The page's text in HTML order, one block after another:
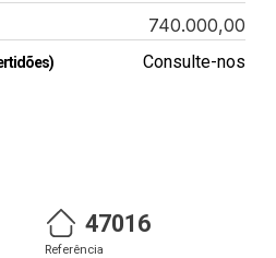
740.000,00
Consulte-nos
47016
Referência